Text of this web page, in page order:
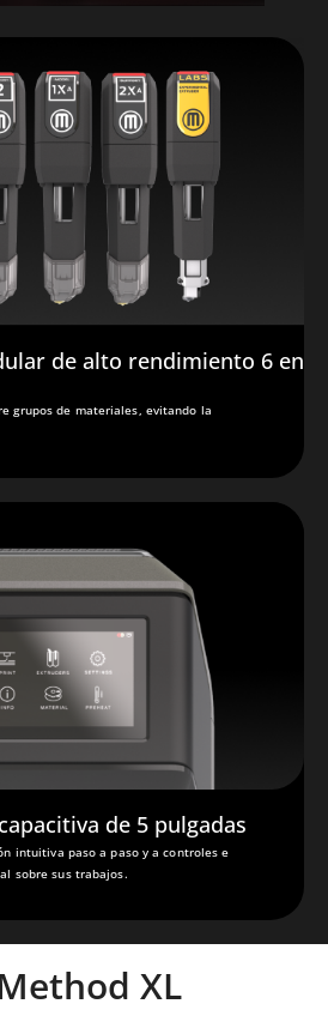
de alto rendimiento 6 en
grupos de materiales, evitando la
de 5 pulgadas
intuitiva paso a paso y a controles e
sobre sus trabajos.
XL